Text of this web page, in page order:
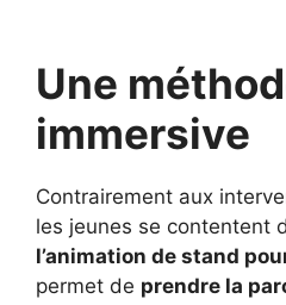
Une
immersive
Contrairement aux
les jeunes se contentent
l’animation de stand
permet de prendre la